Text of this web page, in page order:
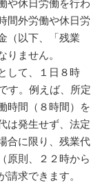
や休日労働を行わ
間外労働や休日労
（以下、「残業
りません。
して、１日８時
す。例えば、所定
時間（８時間）を
は発生せず、法定
合に限り、残業代
原則、２２時から
請求できます。